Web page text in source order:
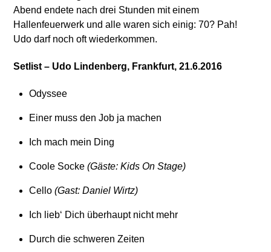
Abend endete nach drei Stunden mit einem
Hallenfeuerwerk und alle waren sich einig: 70? Pah!
Udo darf noch oft wiederkommen.
Setlist – Udo Lindenberg, Frankfurt, 21.6.2016
Odyssee
Einer muss den Job ja machen
Ich mach mein Ding
Coole Socke (Gäste: Kids On Stage)
Cello (Gast: Daniel Wirtz)
Ich lieb‘ Dich überhaupt nicht mehr
Durch die schweren Zeiten